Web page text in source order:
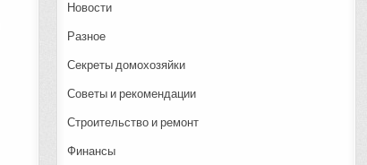
Новости
Разное
Секреты домохозяйки
Советы и рекомендации
Строительство и ремонт
Финансы